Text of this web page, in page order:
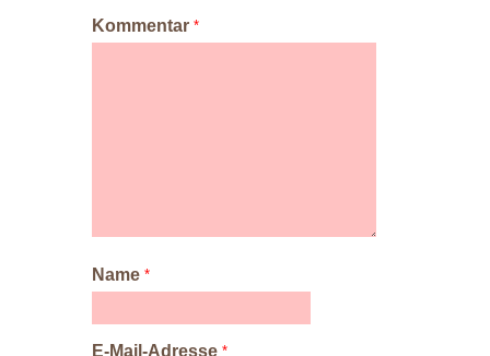
Kommentar *
Name *
E-Mail-Adresse *